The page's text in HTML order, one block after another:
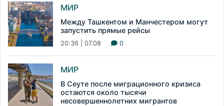
МИР
Между Ташкентом и Манчестером могут
запустить прямые рейсы
20:36 | 07.08 0
МИР
В Сеуте после миграционного кризиса
остаются около тысячи
несовершеннолетних мигрантов